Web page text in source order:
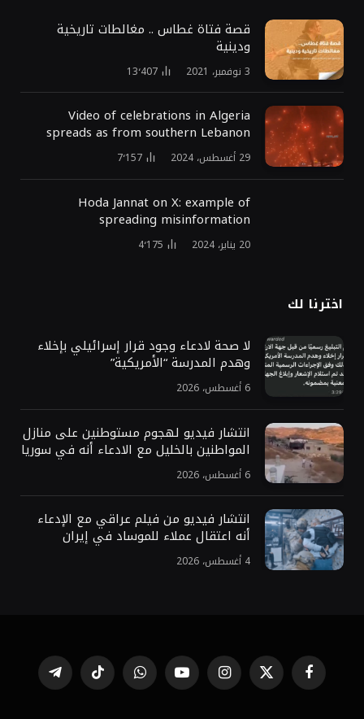
قصة فتاة غطاس .. مغالطات تاريخية
ودينية
3 نوفمبر، 2021 13٬407
Video of celebrations in Algeria
spreads as from southern Lebanon
29 أغسطس، 2024 7٬157
Hoda Jannat on X: example of
spreading misinformation
20 يناير، 2024 4٬175
اخترنا لك
لا صحة لادعاء وجود قرار إسرائيلي بإخلاء
وهدم المدرسة “الأمريكية”
6 أغسطس، 2026
انتشار فيديو لهجوم مستوطنين على منازل
المواطنين بالخليل مع الادعاء أنه في سوريا
6 أغسطس، 2026
انتشار فيديو من فيلم عراقي مع الإدعاء
أنه اعتقال عملاء للموساد في إيران
4 أغسطس، 2026
فيسبوك X
(Twitter)
الانستغراميوتيوب واتساب تيكتوك تيلقرام